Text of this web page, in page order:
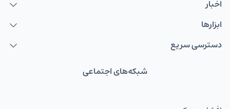
اخبار
ابزارها
دسترسی سریع
شبکه‌های اجتماعی